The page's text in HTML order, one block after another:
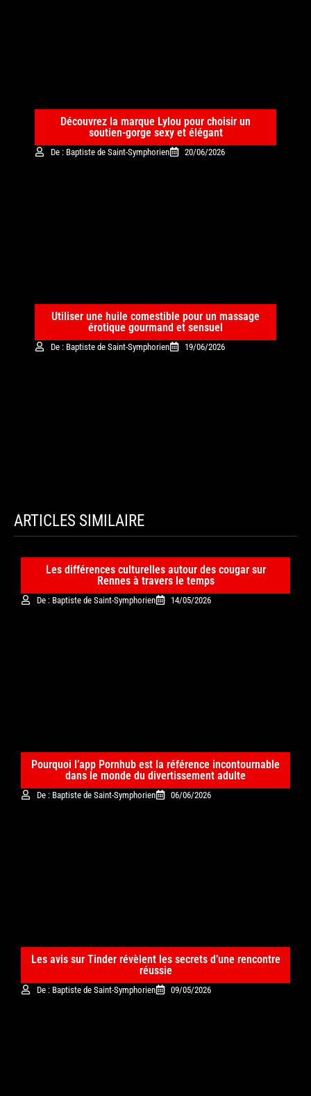
Découvrez la marque Lylou pour choisir un
soutien-gorge sexy et élégant
De : Baptiste de Saint-Symphorien 20/06/2026
Utiliser une huile comestible pour un massage
érotique gourmand et sensuel
De : Baptiste de Saint-Symphorien 19/06/2026
ARTICLES SIMILAIRE
Les différences culturelles autour des cougar sur
Rennes à travers le temps
De : Baptiste de Saint-Symphorien 14/05/2026
Pourquoi l’app Pornhub est la référence incontournable
dans le monde du divertissement adulte
De : Baptiste de Saint-Symphorien 06/06/2026
Les avis sur Tinder révèlent les secrets d’une rencontre
réussie
De : Baptiste de Saint-Symphorien 09/05/2026